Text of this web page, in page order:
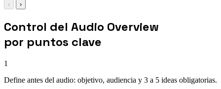
‹ ›
Control del Audio Overview
por puntos clave
1
Define antes del audio: objetivo, audiencia y 3 a 5 ideas obligatorias.